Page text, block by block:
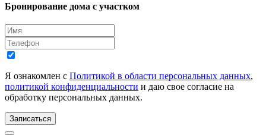
Бронирование дома с участком
Я ознакомлен с Политикой в области персональных данных,
политикой конфиденциальности и даю свое согласие на
обработку персональных данных.
Записаться